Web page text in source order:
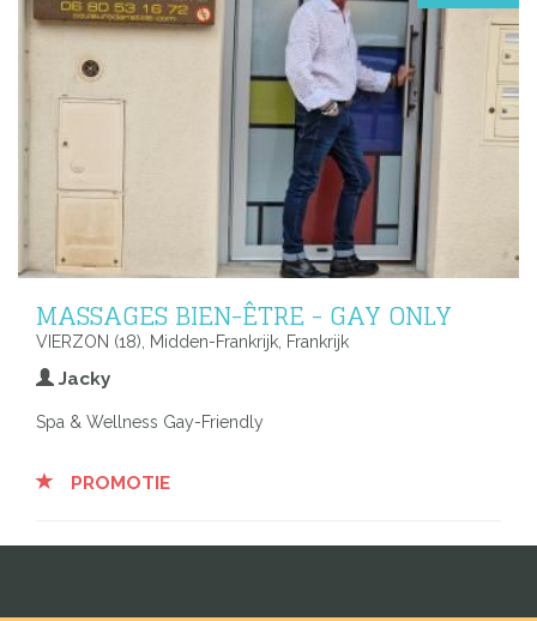
MASSAGES BIEN-ÊTRE - GAY ONLY
VIERZON (18), Midden-Frankrijk, Frankrijk
Jacky
Spa & Wellness Gay-Friendly
PROMOTIE